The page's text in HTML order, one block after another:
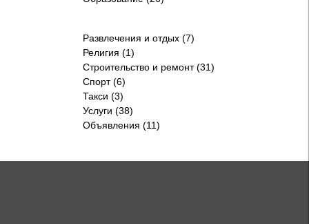
Развлечения и отдых (7)
Религия (1)
Строительство и ремонт (31)
Спорт (6)
Такси (3)
Услуги (38)
Объявления (11)